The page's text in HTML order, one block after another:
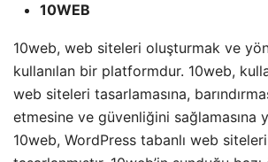
10WEB
10web, web siteleri oluşturmak ve
kullanılan bir platformdur. 10web,
web siteleri tasarlamasına,
etmesine ve güvenliğini sağlamasına
10web, WordPress tabanlı web